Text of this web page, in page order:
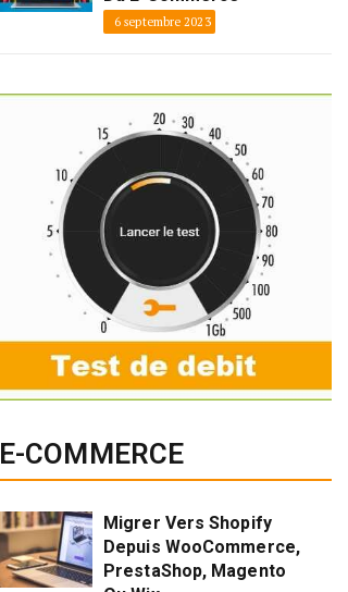
6 septembre 2023
E-COMMERCE
Migrer Vers Shopify
Depuis WooCommerce,
PrestaShop, Magento